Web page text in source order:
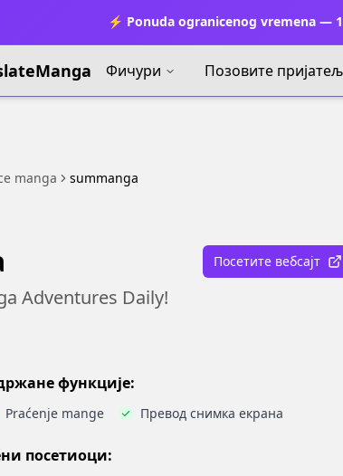
⚡ Ponuda ogranicenog vremena —
Фичури Позовите
manga summanga
Посетите вебсајт
Adventures Daily!
функције:
Praćenje mange Превод снимка екрана
посетиоци: